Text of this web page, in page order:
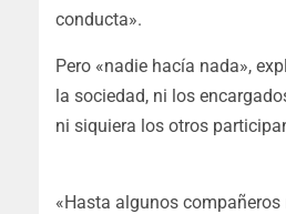
conducta».
Pero «nadie hacía nada»,
la sociedad, ni los
ni siquiera los otros
«Hasta algunos